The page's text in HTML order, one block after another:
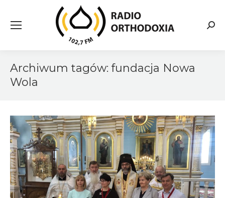
Archiwum tagów: fundacja Nowa
Wola